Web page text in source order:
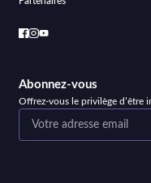
Abonnez-vous
Offrez-vous le privilège d’être